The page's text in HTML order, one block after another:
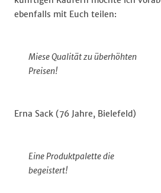
ebenfalls mit Euch teilen:
Miese Qualität zu überhöhten
Preisen!
Erna Sack (76 Jahre, Bielefeld)
Eine Produktpalette die
begeistert!